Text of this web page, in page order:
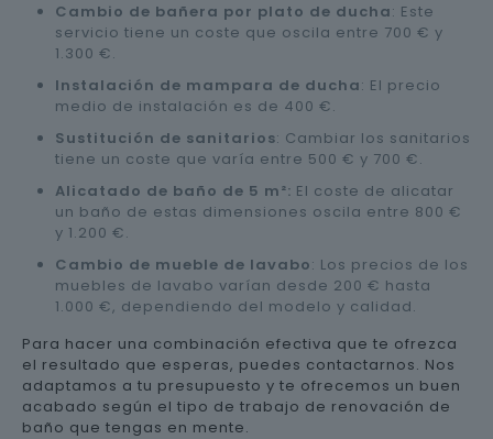
Cambio de bañera por plato de ducha: Este
servicio tiene un coste que oscila entre 700 € y
1.300 €.
Instalación de mampara de ducha: El precio
medio de instalación es de 400 €.
Sustitución de sanitarios: Cambiar los sanitarios
tiene un coste que varía entre 500 € y 700 €.
Alicatado de baño de 5 m²: El coste de alicatar
un baño de estas dimensiones oscila entre 800 €
y 1.200 €.
Cambio de mueble de lavabo: Los precios de los
muebles de lavabo varían desde 200 € hasta
1.000 €, dependiendo del modelo y calidad.
Para hacer una combinación efectiva que te ofrezca
el resultado que esperas, puedes contactarnos. Nos
adaptamos a tu presupuesto y te ofrecemos un buen
acabado según el tipo de trabajo de renovación de
baño que tengas en mente.